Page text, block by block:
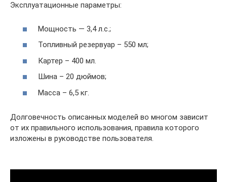
Эксплуатационные параметры:
Мощность — 3,4 л.с.;
Топливный резервуар – 550 мл;
Картер – 400 мл.
Шина – 20 дюймов;
Масса – 6,5 кг.
Долговечность описанных моделей во многом зависит
от их правильного использования, правила которого
изложены в руководстве пользователя.